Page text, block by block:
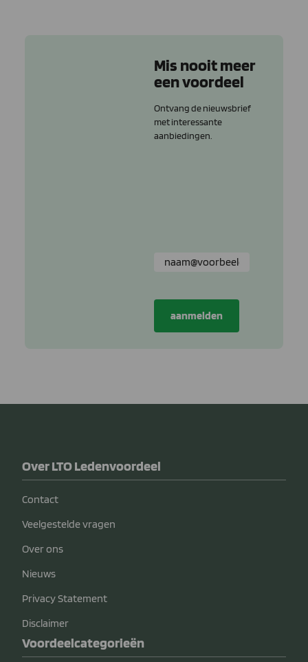
Mis nooit meer
een voordeel
Ontvang de nieuwsbrief
met interessante
aanbiedingen.
Over LTO Ledenvoordeel
Contact
Veelgestelde vragen
Over ons
Nieuws
Privacy Statement
Disclaimer
Voordeelcategorieën